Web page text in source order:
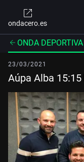
ondacero.es
ONDA
23/03/2021
Aúpa Alba